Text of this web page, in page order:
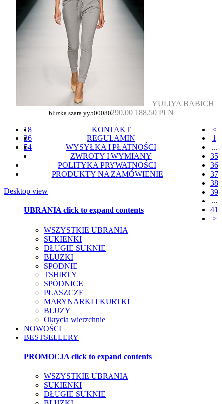
YULIYA BABICH
bluzka szara yy500080290,00 188,50 PLN
18
36
54
<
1
...
35
36
37
38
39
...
41
>
KONTAKT
REGULAMIN
WYSYŁKA I PŁATNOŚCI
ZWROTY I WYMIANY
POLITYKA PRYWATNOŚCI
PRODUKTY NA ZAMÓWIENIE
Desktop view
UBRANIA click to expand contents
WSZYSTKIE UBRANIA
SUKIENKI
DŁUGIE SUKNIE
BLUZKI
SPODNIE
TSHIRTY
SPÓDNICE
PŁASZCZE
MARYNARKI I KURTKI
BLUZY
Okrycia wierzchnie
NOWOŚCI
BESTSELLERY
PROMOCJA click to expand contents
WSZYSTKIE UBRANIA
SUKIENKI
DŁUGIE SUKNIE